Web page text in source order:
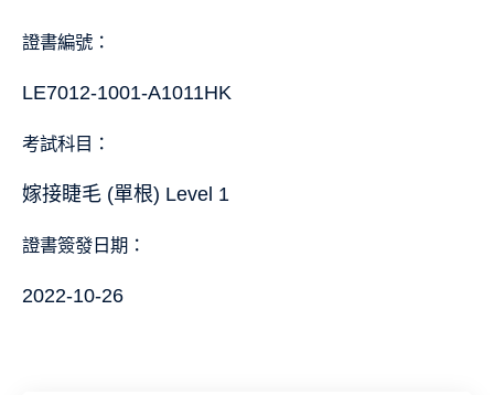
證書編號：
LE7012-1001-A1011HK
考試科目：
嫁接睫毛 (單根) Level 1
證書簽發日期：
2022-10-26